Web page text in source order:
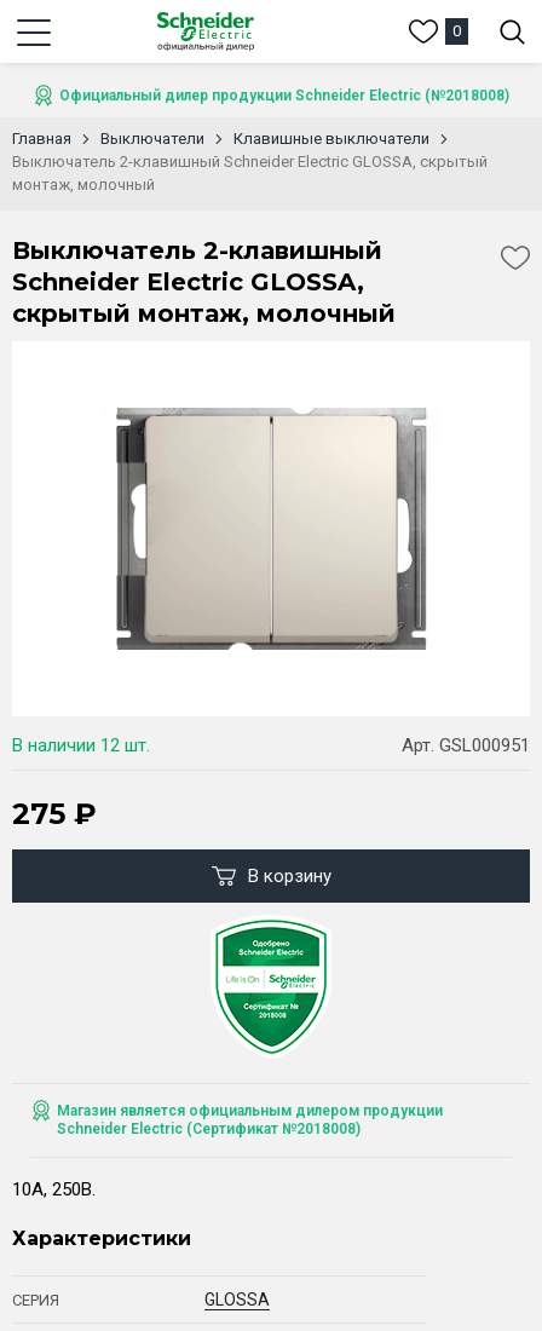
0
Официальный дилер продукции Schneider Electric (№2018008)
Главная Выключатели
Клавишные выключатели
Выключатель 2-клавишный Schneider Electric GLOSSA, скрытый
монтаж, молочный
Выключатель 2-клавишный
Schneider Electric GLOSSA,
скрытый монтаж, молочный
В наличии 12 шт. Арт. GSL000951
275 ₽
В корзину
Магазин является официальным дилером продукции
Schneider Electric (Сертификат №2018008)
10А, 250В.
Характеристики
СЕРИЯ GLOSSA